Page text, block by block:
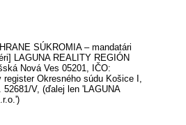
SÚKROMIA – mandatári
LAGUNA REALITY REGIÓN
Nová Ves 05201, IČO:
register Okresného súdu Košice I,
V, (ďalej len 'LAGUNA